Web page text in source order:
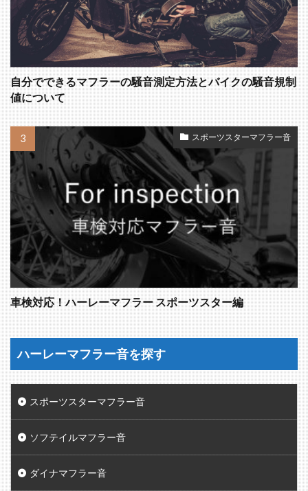
自分でできるマフラーの騒音測定方法とバイクの騒音規制
値について
スポーツスターマフラー音
車検対応！ハーレーマフラー スポーツスター編
ハーレーマフラー音を探す
スポーツスターマフラー音
ソフテイルマフラー音
ダイナマフラー音